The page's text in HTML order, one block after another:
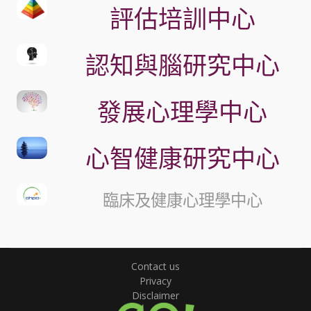
評估培訓中心
認知與腦研究中心
發展心理學中心
心智健康研究中心
臨床及健康心理學中心
Contact us
Privacy
Disclaimer